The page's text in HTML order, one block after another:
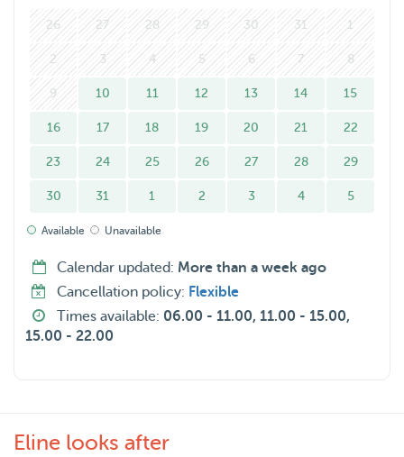
26 27 28 29 30 31 1
2 3 4 5 6 7 8
9 10 11 12 13 14 15
16 17 18 19 20 21 22
23 24 25 26 27 28 29
30 31 1 2 3 4 5
Available Unavailable
Calendar updated: More than a week ago
Cancellation policy: Flexible
Times available: 06.00 - 11.00, 11.00 - 15.00,
15.00 - 22.00
Eline looks after